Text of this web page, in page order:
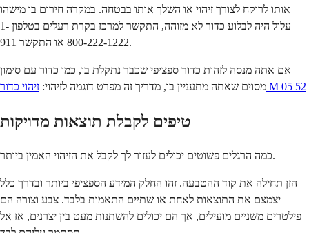
אותו לרוקח לצורך זיהוי או השלך אותו בבטחה. במקרה חירום בו מישהו
עלול היה לבלוע כדור לא מזוהה, התקשר למרכז בקרת רעלים בטלפון 1-
800-222-1222 או התקשר 911.
אם אתה מנסה לזהות כדור ספציפי שכבר נתקלת בו, כמו כדור עם סימון
מסוים שאתה מתעניין בו, מדריך זה מפרט דוגמה לזיהוי: זיהוי כדור M 05 52
טיפים לקבלת תוצאות מדויקות
כמה הרגלים פשוטים יכולים לעזור לך לקבל את הזיהוי האמין ביותר.
הזן תחילה את קוד ההטבעה. זהו החלק המידע הספציפי ביותר ובדרך כלל
יצמצם את התוצאות לאחת או שתיים התאמות בלבד. צבע וצורה הם
פילטרים משניים מועילים, אך הם יכולים להשתנות מעט בין יצרנים, אז אל